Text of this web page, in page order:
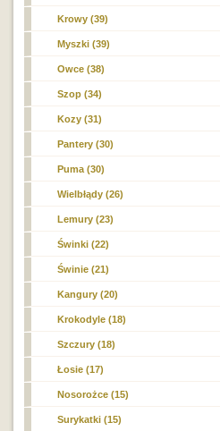
Krowy (39)
Myszki (39)
Owce (38)
Szop (34)
Kozy (31)
Pantery (30)
Puma (30)
Wielbłądy (26)
Lemury (23)
Świnki (22)
Świnie (21)
Kangury (20)
Krokodyle (18)
Szczury (18)
Łosie (17)
Nosorożce (15)
Surykatki (15)